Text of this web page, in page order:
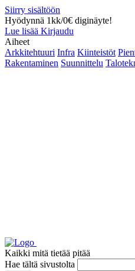
Siirry sisältöön
Hyödynnä 1kk/0€ diginäyte!
Lue lisää Kirjaudu
Aiheet
Arkkitehtuuri Infra Kiinteistöt
Rakentaminen Suunnittelu
Kaikki mitä tietää pitää
Hae tältä sivustolta